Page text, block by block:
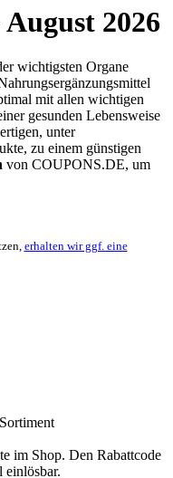
2026
wichtigsten Organe
mit allen wichtigen
gesunden Lebensweise
unter
zu einem günstigen
von COUPONS.DE, um
erhalten wir ggf. eine
im Shop. Den Rabattcode
einlösbar.